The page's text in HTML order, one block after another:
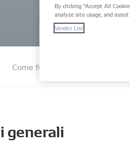
Come funzionano i compressori
generali
By clicking “Accept All
analyze site usage, and
Vendor List